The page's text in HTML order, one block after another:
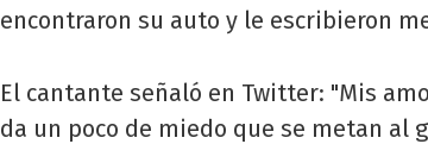
encontraron su auto y le escribieron
El cantante señaló en Twitter: "Mis
da un poco de miedo que se metan al